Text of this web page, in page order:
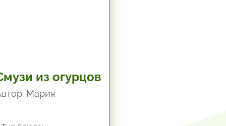
из огурцов
Мария